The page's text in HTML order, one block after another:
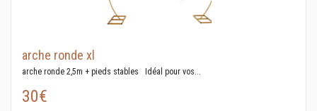
arche ronde xl
arche ronde 2,5m + pieds stables Idéal pour vos...
30€